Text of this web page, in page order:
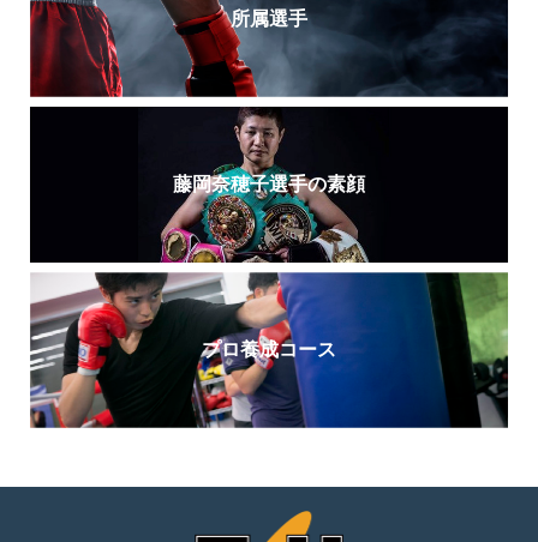
所属選手
藤岡奈穂子選手の素顔
プロ養成コース